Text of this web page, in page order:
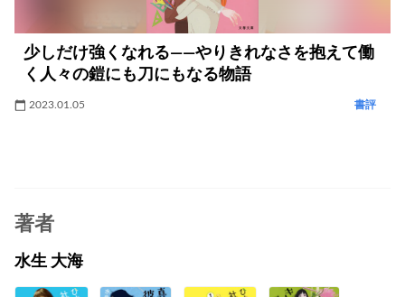
少しだけ強くなれる――やりきれなさを抱えて働
く人々の鎧にも刀にもなる物語
2023.01.05 書評
著者
水生 大海